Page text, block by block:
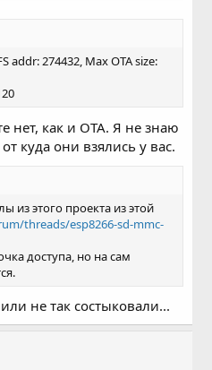
addr: 274432, Max OTA size:
нет, как и OTA. Я не знаю
куда они взялись у вас.
из этого проекта из этой
threads/esp8266-sd-mmc-
доступа, но на сам
не так состыковали...